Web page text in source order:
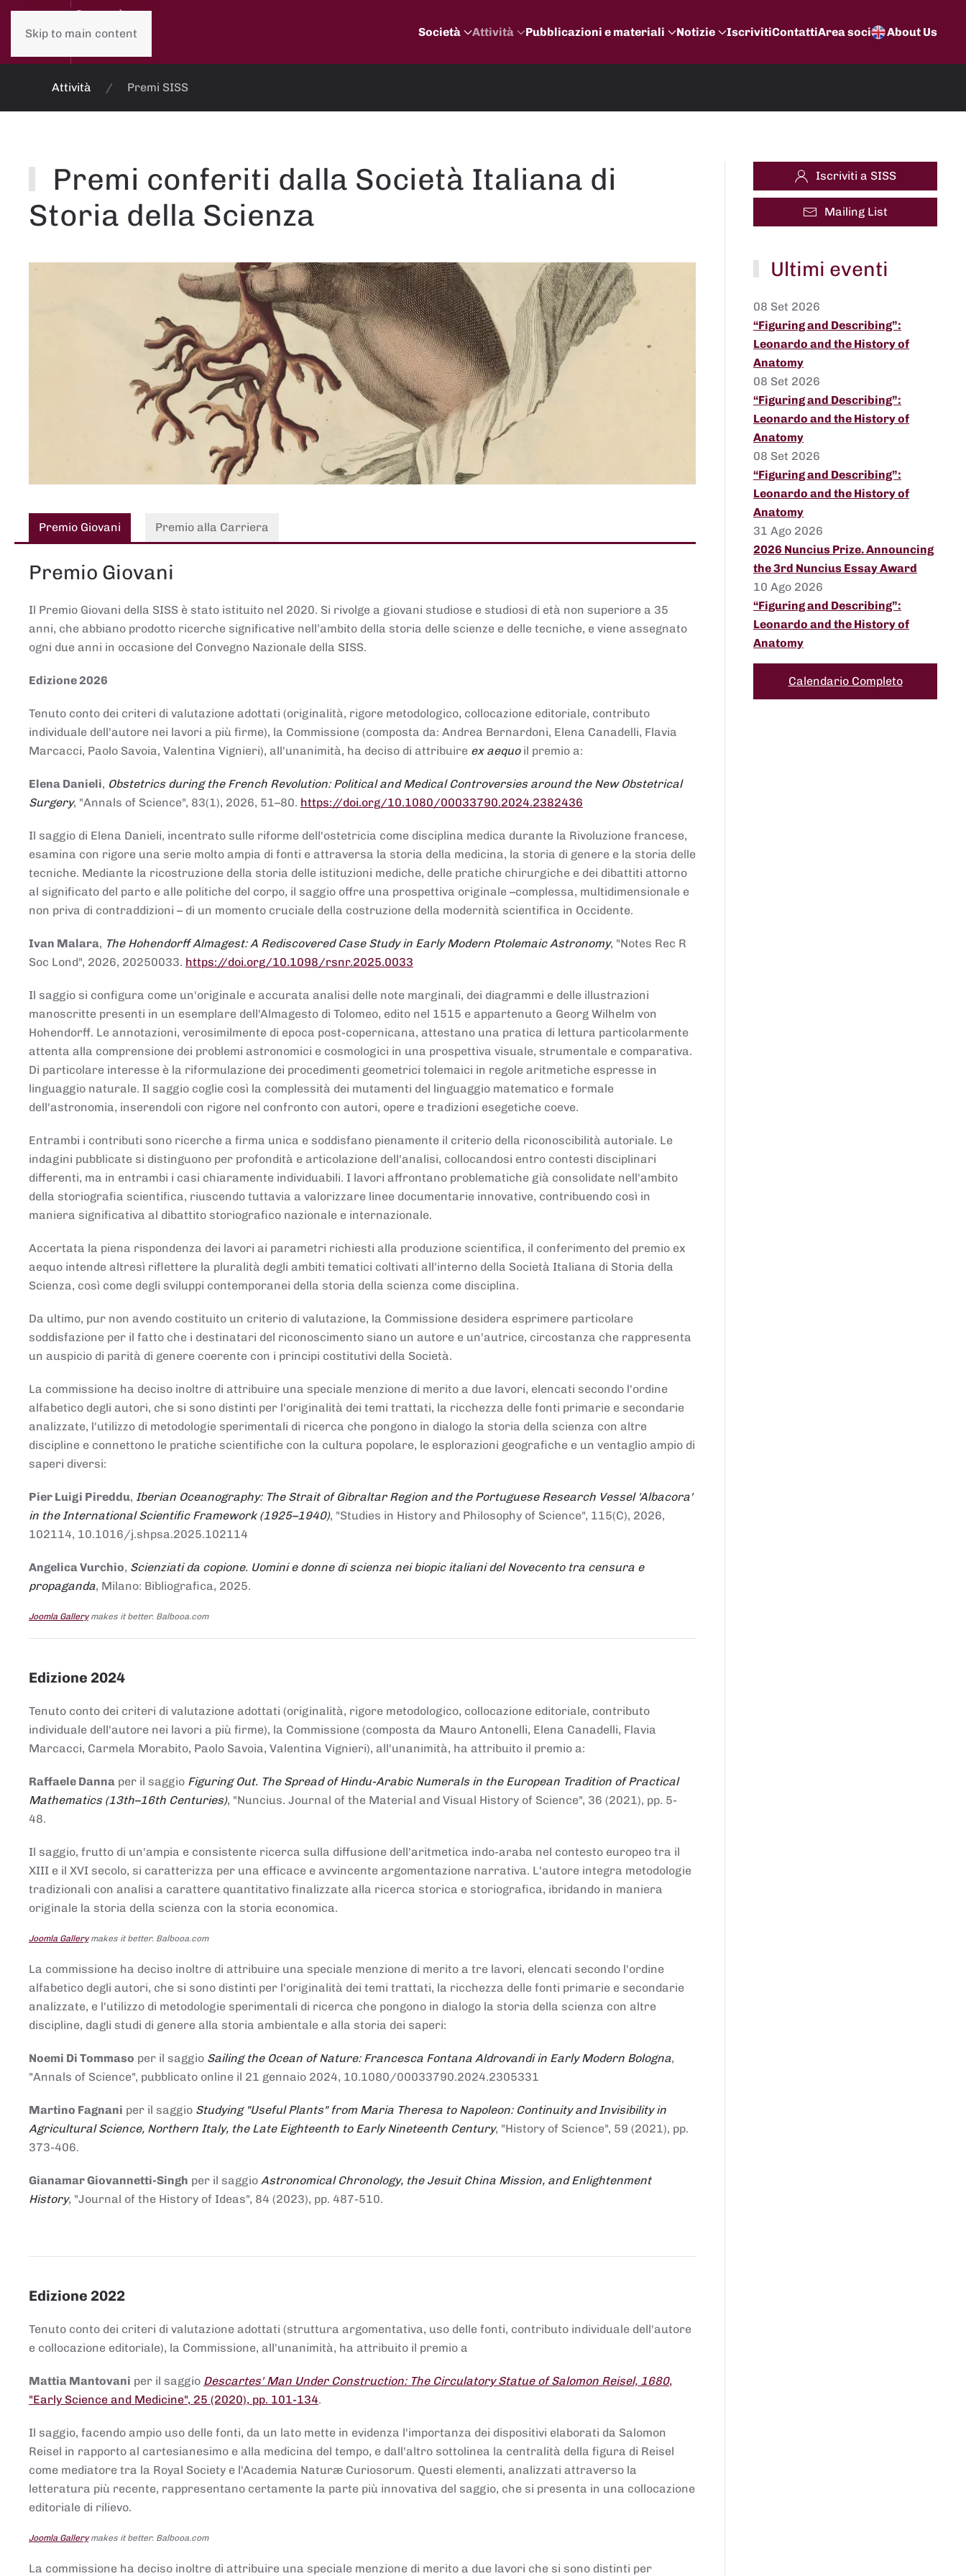
Skip to main content Società Attività Pubblicazioni e materiali Notizie IscrivitiContattiArea soci About Us
Attività Premi SISS
Premi conferiti dalla Società Italiana di
Storia della Scienza
Premio Giovani Premio alla Carriera
Premio Giovani
Il Premio Giovani della SISS è stato istituito nel 2020. Si rivolge a giovani studiose e studiosi di età non superiore a 35
anni, che abbiano prodotto ricerche significative nell’ambito della storia delle scienze e delle tecniche, e viene assegnato
ogni due anni in occasione del Convegno Nazionale della SISS.
Edizione 2026
Tenuto conto dei criteri di valutazione adottati (originalità, rigore metodologico, collocazione editoriale, contributo
individuale dell'autore nei lavori a più firme), la Commissione (composta da: Andrea Bernardoni, Elena Canadelli, Flavia
Marcacci, Paolo Savoia, Valentina Vignieri), all'unanimità, ha deciso di attribuire ex aequoil premio a:
Elena Danieli, Obstetrics during the French Revolution: Political and Medical Controversies around the New Obstetrical
Surgery, "Annals of Science", 83(1), 2026, 51–80. https://doi.org/10.1080/00033790.2024.2382436
Il saggio di Elena Danieli, incentrato sulle riforme dell'ostetricia come disciplina medica durante la Rivoluzione francese,
esamina con rigore una serie molto ampia di fonti e attraversa la storia della medicina, la storia di genere e la storia delle
tecniche. Mediante la ricostruzione della storia delle istituzioni mediche, delle pratiche chirurgiche e dei dibattiti attorno
al significato del parto e alle politiche del corpo, il saggio offre una prospettiva originale –complessa, multidimensionale e
non priva di contraddizioni – di un momento cruciale della costruzione della modernità scientifica in Occidente.
Ivan Malara, The Hohendorff Almagest: A Rediscovered Case Study in Early Modern Ptolemaic Astronomy, "Notes Rec R
Soc Lond", 2026, 20250033. https://doi.org/10.1098/rsnr.2025.0033
Il saggio si configura come un'originale e accurata analisi delle note marginali, dei diagrammi e delle illustrazioni
manoscritte presenti in un esemplare dell'Almagesto di Tolomeo, edito nel 1515 e appartenuto a Georg Wilhelm von
Hohendorff. Le annotazioni, verosimilmente di epoca post-copernicana, attestano una pratica di lettura particolarmente
attenta alla comprensione dei problemi astronomici e cosmologici in una prospettiva visuale, strumentale e comparativa.
Di particolare interesse è la riformulazione dei procedimenti geometrici tolemaici in regole aritmetiche espresse in
linguaggio naturale. Il saggio coglie così la complessità dei mutamenti del linguaggio matematico e formale
dell'astronomia, inserendoli con rigore nel confronto con autori, opere e tradizioni esegetiche coeve.
Entrambi i contributi sono ricerche a firma unica e soddisfano pienamente il criterio della riconoscibilità autoriale. Le
indagini pubblicate si distinguono per profondità e articolazione dell'analisi, collocandosi entro contesti disciplinari
differenti, ma in entrambi i casi chiaramente individuabili. I lavori affrontano problematiche già consolidate nell'ambito
della storiografia scientifica, riuscendo tuttavia a valorizzare linee documentarie innovative, contribuendo così in
maniera significativa al dibattito storiografico nazionale e internazionale.
Accertata la piena rispondenza dei lavori ai parametri richiesti alla produzione scientifica, il conferimento del premio ex
aequo intende altresì riflettere la pluralità degli ambiti tematici coltivati all'interno della Società Italiana di Storia della
Scienza, così come degli sviluppi contemporanei della storia della scienza come disciplina.
Da ultimo, pur non avendo costituito un criterio di valutazione, la Commissione desidera esprimere particolare
soddisfazione per il fatto che i destinatari del riconoscimento siano un autore e un'autrice, circostanza che rappresenta
un auspicio di parità di genere coerente con i principi costitutivi della Società.
La commissione ha deciso inoltre di attribuire una speciale menzione di merito a due lavori, elencati secondo l'ordine
alfabetico degli autori, che si sono distinti per l'originalità dei temi trattati, la ricchezza delle fonti primarie e secondarie
analizzate, l'utilizzo di metodologie sperimentali di ricerca che pongono in dialogo la storia della scienza con altre
discipline e connettono le pratiche scientifiche con la cultura popolare, le esplorazioni geografiche e un ventaglio ampio di
saperi diversi:
Pier Luigi Pireddu, Iberian Oceanography: The Strait of Gibraltar Region and the Portuguese Research Vessel 'Albacora'
in the International Scientific Framework (1925–1940), "Studies in History and Philosophy of Science", 115(C), 2026,
102114, 10.1016/j.shpsa.2025.102114
Angelica Vurchio, Scienziati da copione. Uomini e donne di scienza nei biopic italiani del Novecento tra censura e
propaganda, Milano: Bibliografica, 2025.
Joomla Gallerymakes it better. Balbooa.com
Edizione 2024
Tenuto conto dei criteri di valutazione adottati (originalità, rigore metodologico, collocazione editoriale, contributo
individuale dell'autore nei lavori a più firme), la Commissione (composta da Mauro Antonelli, Elena Canadelli, Flavia
Marcacci, Carmela Morabito, Paolo Savoia, Valentina Vignieri), all'unanimità, ha attribuito il premio a:
Raffaele Danna per il saggio Figuring Out. The Spread of Hindu-Arabic Numerals in the European Tradition of Practical
Mathematics (13th–16th Centuries), "Nuncius. Journal of the Material and Visual History of Science", 36 (2021), pp. 5-
48.
Il saggio, frutto di un'ampia e consistente ricerca sulla diffusione dell'aritmetica indo-araba nel contesto europeo tra il
XIII e il XVI secolo, si caratterizza per una efficace e avvincente argomentazione narrativa. L'autore integra metodologie
tradizionali con analisi a carattere quantitativo finalizzate alla ricerca storica e storiografica, ibridando in maniera
originale la storia della scienza con la storia economica.
Joomla Gallerymakes it better. Balbooa.com
La commissione ha deciso inoltre di attribuire una speciale menzione di merito a tre lavori, elencati secondo l'ordine
alfabetico degli autori, che si sono distinti per l'originalità dei temi trattati, la ricchezza delle fonti primarie e secondarie
analizzate, e l'utilizzo di metodologie sperimentali di ricerca che pongono in dialogo la storia della scienza con altre
discipline, dagli studi di genere alla storia ambientale e alla storia dei saperi:
Noemi Di Tommaso per il saggio Sailing the Ocean of Nature: Francesca Fontana Aldrovandi in Early Modern Bologna,
"Annals of Science", pubblicato online il 21 gennaio 2024, 10.1080/00033790.2024.2305331
Martino Fagnani per il saggio Studying "Useful Plants" from Maria Theresa to Napoleon: Continuity and Invisibility in
Agricultural Science, Northern Italy, the Late Eighteenth to Early Nineteenth Century, "History of Science", 59 (2021), pp.
373-406.
Gianamar Giovannetti-Singh per il saggio Astronomical Chronology, the Jesuit China Mission, and Enlightenment
History, "Journal of the History of Ideas", 84 (2023), pp. 487-510.
Edizione 2022
Tenuto conto dei criteri di valutazione adottati (struttura argomentativa, uso delle fonti, contributo individuale dell'autore
e collocazione editoriale), la Commissione, all'unanimità, ha attribuito il premio a
Mattia Mantovani per il saggio Descartes' Man Under Construction: The Circulatory Statue of Salomon Reisel, 1680,
"Early Science and Medicine", 25 (2020), pp. 101-134.
Il saggio, facendo ampio uso delle fonti, da un lato mette in evidenza l'importanza dei dispositivi elaborati da Salomon
Reisel in rapporto al cartesianesimo e alla medicina del tempo, e dall'altro sottolinea la centralità della figura di Reisel
come mediatore tra la Royal Society e l'Academia Naturæ Curiosorum. Questi elementi, analizzati attraverso la
letteratura più recente, rappresentano certamente la parte più innovativa del saggio, che si presenta in una collocazione
editoriale di rilievo.
Joomla Gallerymakes it better. Balbooa.com
La commissione ha deciso inoltre di attribuire una speciale menzione di merito a due lavori che si sono distinti per
Iscriviti a SISS
Mailing List
Ultimi eventi
08 Set 2026
“Figuring and Describing”:
Leonardo and the History of
Anatomy
08 Set 2026
“Figuring and Describing”:
Leonardo and the History of
Anatomy
08 Set 2026
“Figuring and Describing”:
Leonardo and the History of
Anatomy
31 Ago 2026
2026 Nuncius Prize. Announcing
the 3rd Nuncius Essay Award
10 Ago 2026
“Figuring and Describing”:
Leonardo and the History of
Anatomy
Calendario Completo